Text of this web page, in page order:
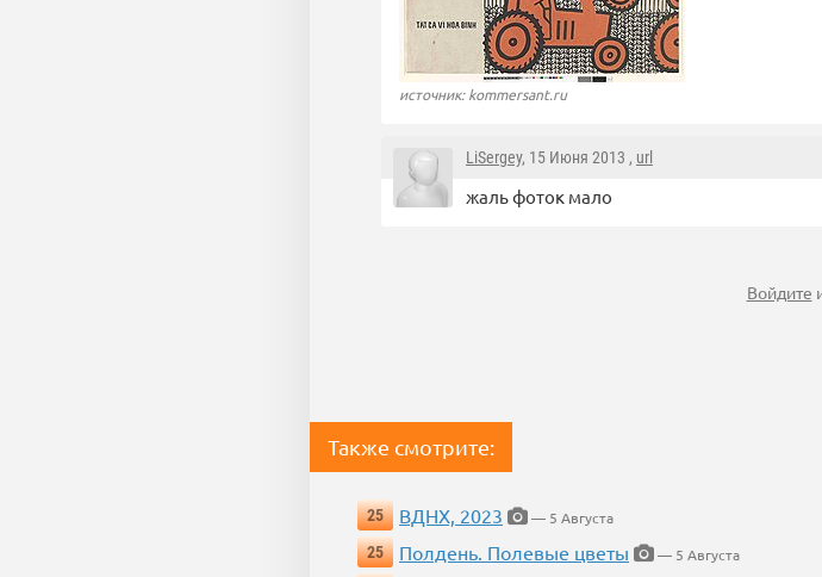
источник: kommersant.ru
LiSergey, 15 Июня 2013 , url
жаль фоток мало
Войдите
Также смотрите:
25 ВДНХ, 2023
— 5 Августа
25
Полдень. Полевые цветы — 5 Августа